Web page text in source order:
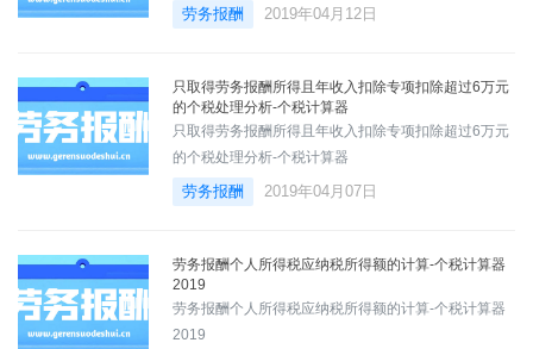
劳务报酬 2019年04月12日
只取得劳务报酬所得且年收入扣除专项扣除超过6万元
的个税处理分析-个税计算器
只取得劳务报酬所得且年收入扣除专项扣除超过6万元
的个税处理分析-个税计算器
劳务报酬 2019年04月07日
劳务报酬个人所得税应纳税所得额的计算-个税计算器
2019
劳务报酬个人所得税应纳税所得额的计算-个税计算器
2019